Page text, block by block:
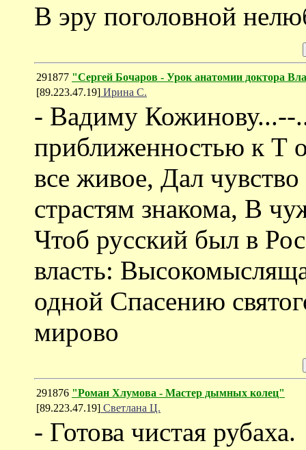
В эру поголовной
291877 "Сергей Бочаров - Урок анатомии доктора
[89.223.47.19] Ирина С.
- Вадиму Кожинову...--
приближенностью к Т
все живое, Дал
страстям знакома, В
Чтоб русский был в
власть:
одной Спасению
мирово
291876 "Роман Хлумова - Мастер дымных колец"
[89.223.47.19] Светлана Ц.
- Готова чистая рубаха.